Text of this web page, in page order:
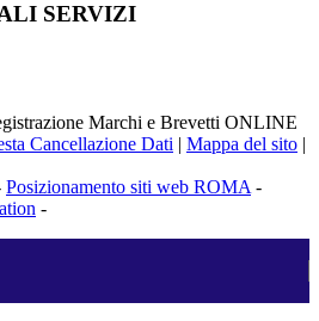
SERVIZI
Marchi e Brevetti ONLINE
Cancellazione Dati | Mappa del sito |
Posizionamento siti web ROMA -
-